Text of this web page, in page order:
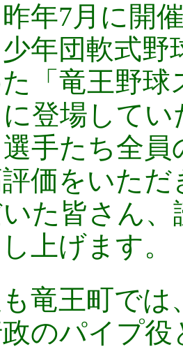
年7月に開
年団軟式野
「竜王野球
登場して
手たち全
価をいた
た皆さん
上げます。
竜王町では
政のパイプ